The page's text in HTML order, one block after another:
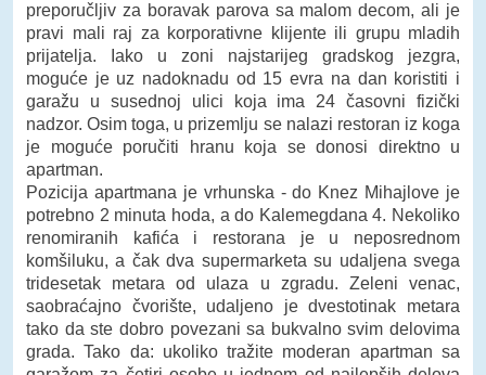
preporučljiv za boravak parova sa malom decom, ali je
pravi mali raj za korporativne klijente ili grupu mladih
prijatelja. Iako u zoni najstarijeg gradskog jezgra,
moguće je uz nadoknadu od 15 evra na dan koristiti i
garažu u susednoj ulici koja ima 24 časovni fizički
nadzor. Osim toga, u prizemlju se nalazi restoran iz koga
je moguće poručiti hranu koja se donosi direktno u
apartman.
Pozicija apartmana je vrhunska - do Knez Mihajlove je
potrebno 2 minuta hoda, a do Kalemegdana 4. Nekoliko
renomiranih kafića i restorana je u neposrednom
komšiluku, a čak dva supermarketa su udaljena svega
tridesetak metara od ulaza u zgradu. Zeleni venac,
saobraćajno čvorište, udaljeno je dvestotinak metara
tako da ste dobro povezani sa bukvalno svim delovima
grada. Tako da: ukoliko tražite moderan apartman sa